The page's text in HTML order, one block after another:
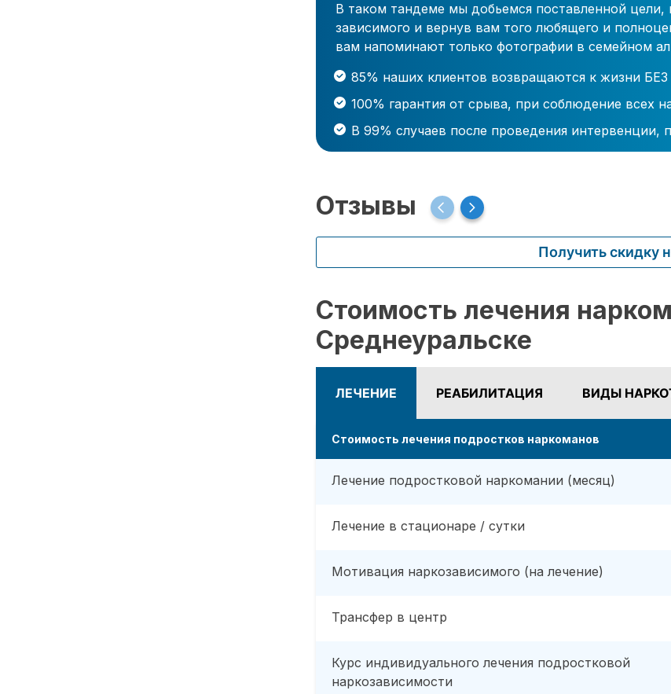
В таком тандеме мы добьемся поставленной
зависимого и вернув вам того любящего и
вам напоминают только фотографии в семейном
85% наших клиентов возвращаются к жизни БЕЗ
100% гарантия от срыва, при соблюдение всех
В 99% случаев после проведения интервенции,
Отзывы
Получить скидку
Стоимость лечения
Среднеуральске
ЛЕЧЕНИЕ РЕАБИЛИТАЦИЯ ВИДЫ
Стоимость лечения подростков наркоманов
Лечение подростковой наркомании (месяц)
Лечение в стационаре / сутки
Мотивация наркозависимого (на лечение)
Трансфер в центр
Курс индивидуального лечения подростковой
наркозависимости